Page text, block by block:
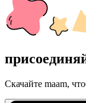
Скачайте maam,